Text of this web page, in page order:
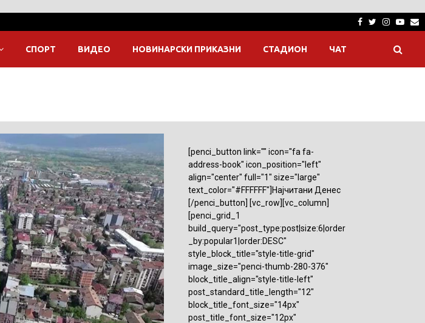
Facebook
Twitter
СПОРТ ВИДЕО НОВИНАРСКИ ПРИКАЗНИ СТАДИОН ЧАТ
[penci_button link="" icon="fa fa-
address-book" icon_position="left"
align="center" full="1" size="large"
text_color="#FFFFFF"]Најчитани Денес
[/penci_button] [vc_row][vc_column]
[penci_grid_1
build_query="post_type:post|size:6|order
_by:popular1|order:DESC"
style_block_title="style-title-grid"
image_size="penci-thumb-280-376"
block_title_align="style-title-left"
post_standard_title_length="12"
block_title_font_size="14px"
post_title_font_size="12px"